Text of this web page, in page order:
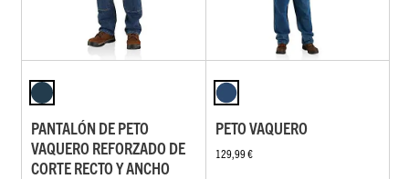
PANTALÓN DE PETO
VAQUERO REFORZADO DE
CORTE RECTO Y ANCHO
PETO VAQUERO
129,99 €